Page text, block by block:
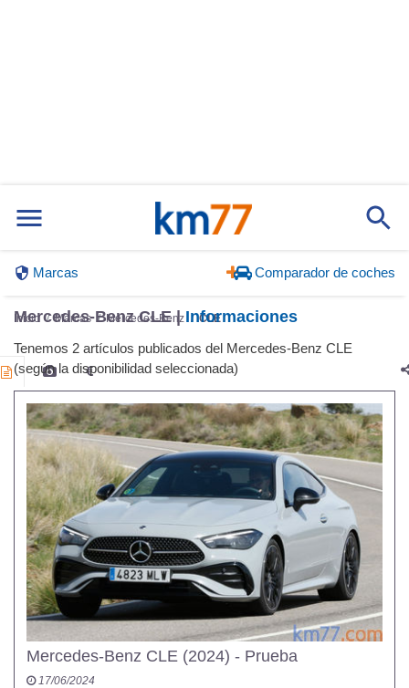
Marcas Comparador de coches
Inicio Marcas Mercedes-Benz CLE
Mercedes-Benz CLE |Informaciones
Tenemos 2 artículos publicados del Mercedes-Benz CLE
(según la disponibilidad seleccionada)
Mercedes-Benz CLE (2024) - Prueba
17/06/2024